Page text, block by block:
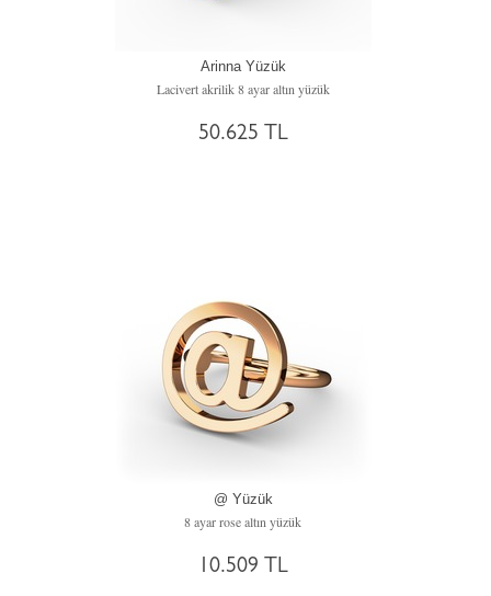
Arinna Yüzük
Lacivert akrilik 8 ayar altın yüzük
50.625 TL
@ Yüzük
8 ayar rose altın yüzük
10.509 TL